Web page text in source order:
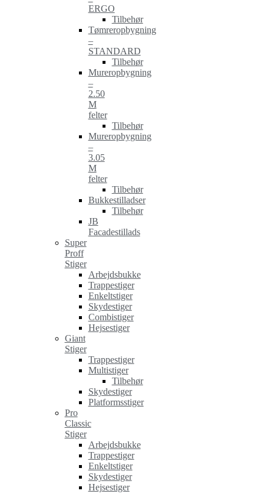
ERGO
Tilbehør
Tømreropbygning
–
STANDARD
Tilbehør
Mureropbygning
–
2.50
M
felter
Tilbehør
Mureropbygning
–
3.05
M
felter
Tilbehør
Bukkestilladser
Tilbehør
JB
Facadestillads
Super
Proff
Stiger
Arbejdsbukke
Trappestiger
Enkeltstiger
Skydestiger
Combistiger
Hejsestiger
Giant
Stiger
Trappestiger
Multistiger
Tilbehør
Skydestiger
Platformsstiger
Pro
Classic
Stiger
Arbejdsbukke
Trappestiger
Enkeltstiger
Skydestiger
Hejsestiger